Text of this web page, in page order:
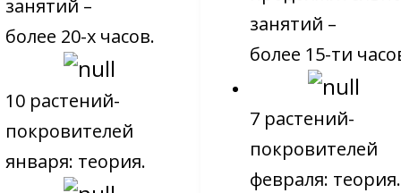
занятий –
более 20-х часов.
10 растений-
покровителей
января: теория.
занятий –
более 15-ти
7 растений-
покровителей
февраля: теория.